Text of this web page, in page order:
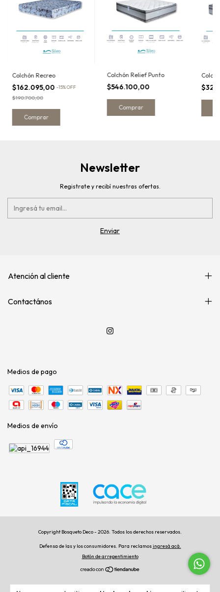
Colchón Recreo
$162.095,00 -15%OFF
$190.700,00
Comprar
Colchón Relief Punto
$546.100,00
Comprar
Newsletter
Registrate y recibí nuestras ofertas.
Atención al cliente
Contactános
Medios de pago
Medios de envío
Copyright Bosqueto Deco - 2026. Todos los derechos reservados.
Defensa de las y los consumidores. Para reclamosingresá acá.
Botón de arrepentimiento